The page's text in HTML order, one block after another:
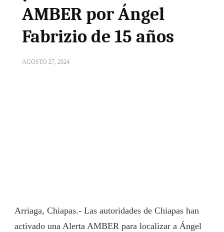
AMBER por Ángel
Fabrizio de 15 años
AGOSTO 27, 2024
Arriaga, Chiapas.- Las autoridades de Chiapas han
activado una Alerta AMBER para localizar a Ángel